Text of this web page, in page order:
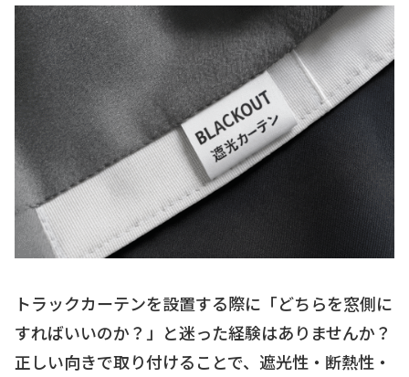
トラックカーテンを設置する際に「どちらを窓側に
すればいいのか？」と迷った経験はありませんか？
正しい向きで取り付けることで、遮光性・断熱性・